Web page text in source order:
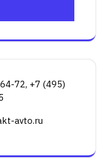
72, +7 (495)
avto.ru